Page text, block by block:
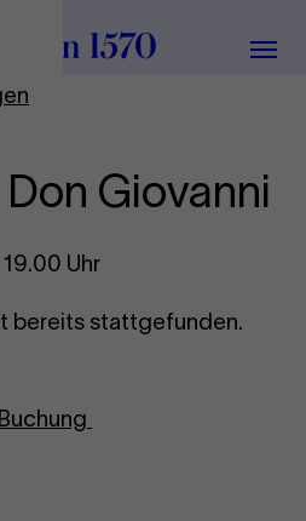
Menü
Giovanni
19.00 Uhr
bereits stattgefunden.